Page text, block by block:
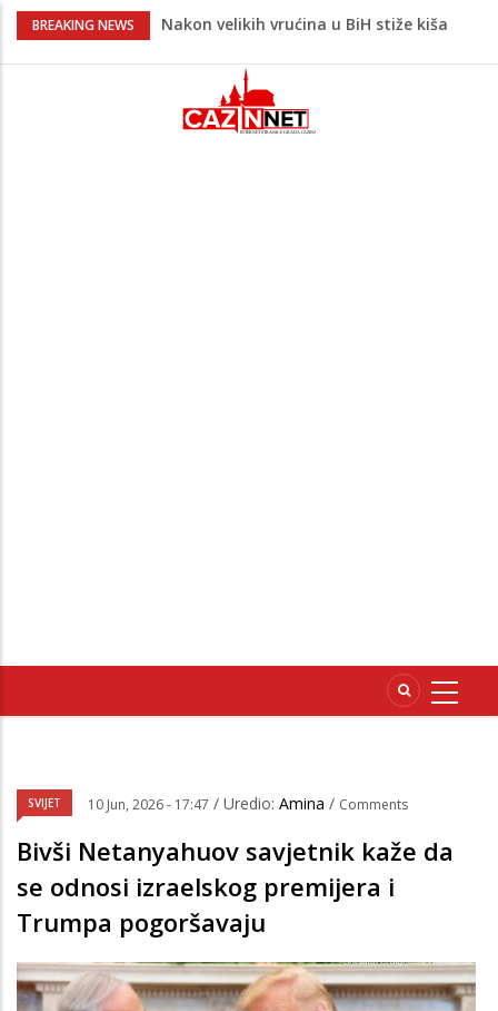
BREAKING NEWS
Nakon velikih vrućina u BiH stiže kiša
zapošljavanje i očuvanje radnih mjesta
Dok Evropa ostavlja cigarete, Hrvati
puše sve više: Treći su u cijeloj EU
SVIJET 10 Jun, 2026 - 17:47 / Uredio: Amina / Comments
Bivši Netanyahuov savjetnik kaže da
se odnosi izraelskog premijera i
Trumpa pogoršavaju